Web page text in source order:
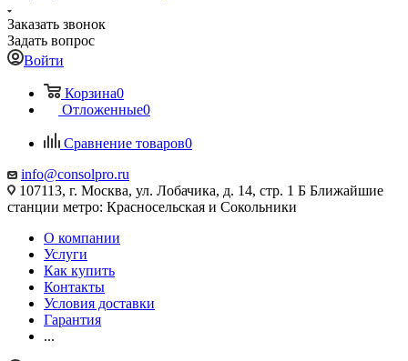
Заказать звонок
Задать вопрос
Войти
Корзина0
Отложенные0
Сравнение товаров0
info@consolpro.ru
107113, г. Москва, ул. Лобачика, д. 14, стр. 1 Б Ближайшие
станции метро: Красносельская и Сокольники
О компании
Услуги
Как купить
Контакты
Условия доставки
Гарантия
...